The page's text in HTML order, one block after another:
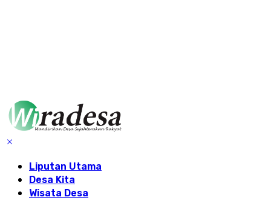
Liputan Utama
Desa Kita
Wisata Desa